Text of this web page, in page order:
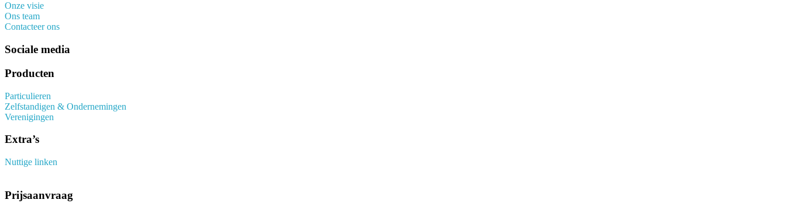
Onze visie
Ons team
Contacteer ons
Sociale media
Producten
Particulieren
Zelfstandigen & Ondernemingen
Verenigingen
Extra’s
Nuttige linken
Prijsaanvraag